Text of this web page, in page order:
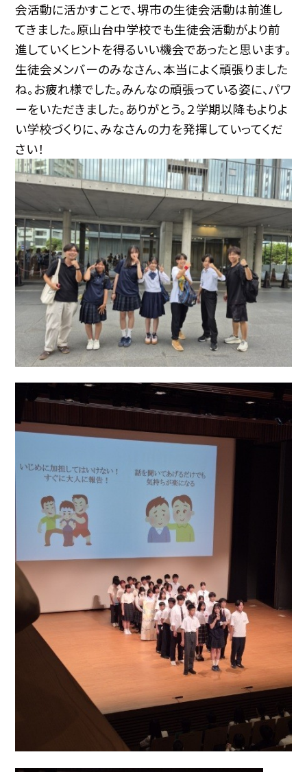
会活動に活かすことで、堺市の生徒会活動は前進し
てきました。原山台中学校でも生徒会活動がより前
進していくヒントを得るいい機会であったと思います。
生徒会メンバーのみなさん、本当によく頑張りました
ね。お疲れ様でした。みんなの頑張っている姿に、パワ
ーをいただきました。ありがとう。２学期以降もよりよ
い学校づくりに、みなさんの力を発揮していってくだ
さい！